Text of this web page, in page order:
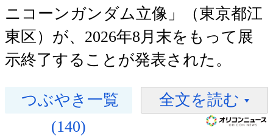
ニコーンガンダム立像」（東京都江
東区）が、2026年8月末をもって展
示終了することが発表された。
つぶやき一覧
(140)
全文を読む